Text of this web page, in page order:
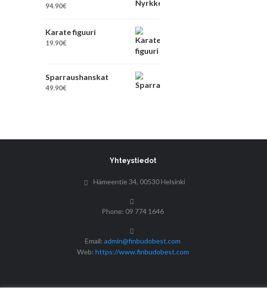
94.90€
Karate figuuri
19.90€
Sparraushanskat
49.90€
Yhteystiedot
Hämeentie 34, 00530 Helsinki
Phone: 09 774 1646
Email:admin@finbudobest.com
Web: https://www.finbudobest.com